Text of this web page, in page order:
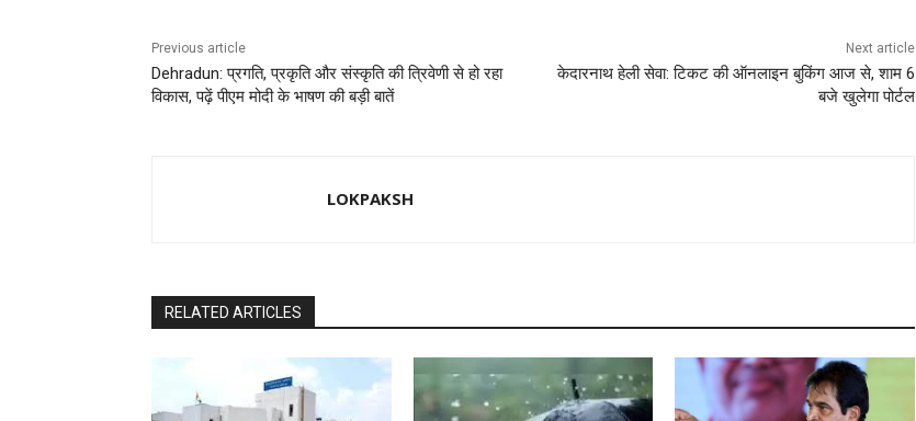
Previous article
Dehradun: प्रगति, प्रकृति और संस्कृति की त्रिवेणी से हो रहा
विकास, पढ़ें पीएम मोदी के भाषण की बड़ी बातें
Next article
केदारनाथ हेली सेवा: टिकट की ऑनलाइन बुकिंग आज से, शाम 6
बजे खुलेगा पोर्टल
LOKPAKSH
RELATED ARTICLES